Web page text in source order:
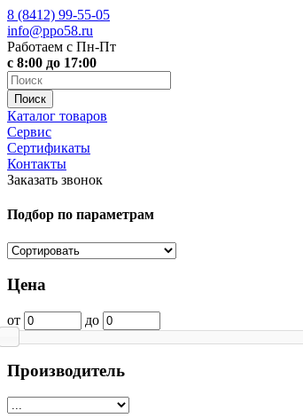
8 (8412) 99-55-05
info@ppo58.ru
Работаем с Пн-Пт
с 8:00 до 17:00
Каталог товаров
Сервис
Сертификаты
Контакты
Заказать звонок
Подбор по параметрам
Цена
от до
Производитель